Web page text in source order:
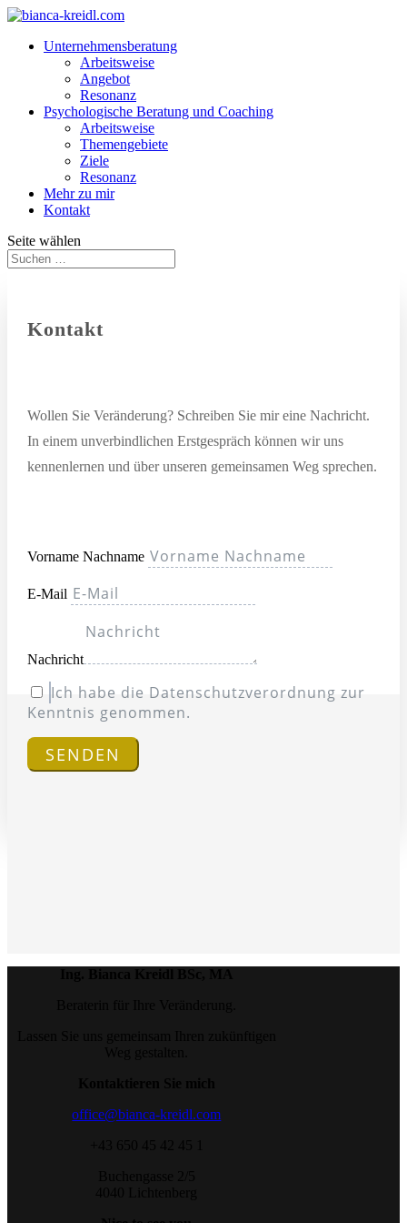
Unternehmensberatung
Arbeitsweise
Angebot
Resonanz
Psychologische Beratung und Coaching
Arbeitsweise
Themengebiete
Ziele
Resonanz
Mehr zu mir
Kontakt
Seite wählen
Kontakt
Wollen Sie Veränderung? Schreiben Sie mir eine Nachricht.
In einem unverbindlichen Erstgespräch können wir uns
kennenlernen und über unseren gemeinsamen Weg sprechen.
Vorname Nachname
E-Mail
Nachricht
Ich habe die Datenschutzverordnung zur
Kenntnis genommen.
SENDEN
office@bianca-kreidl.com